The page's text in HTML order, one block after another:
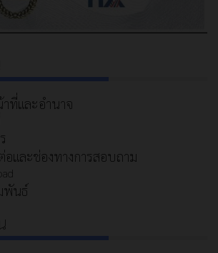
าที่และอำนาจ
และช่องทางการสอบถาม
พันธ์